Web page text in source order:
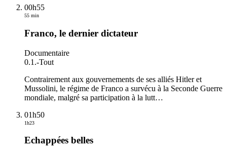
00h55
55 min
Franco, le dernier dictateur
Documentaire
0.1.-Tout
Contrairement aux gouvernements de ses alliés Hitler et
Mussolini, le régime de Franco a survécu à la Seconde Guerre
mondiale, malgré sa participation à la lutt…
01h50
1h23
Echappées belles